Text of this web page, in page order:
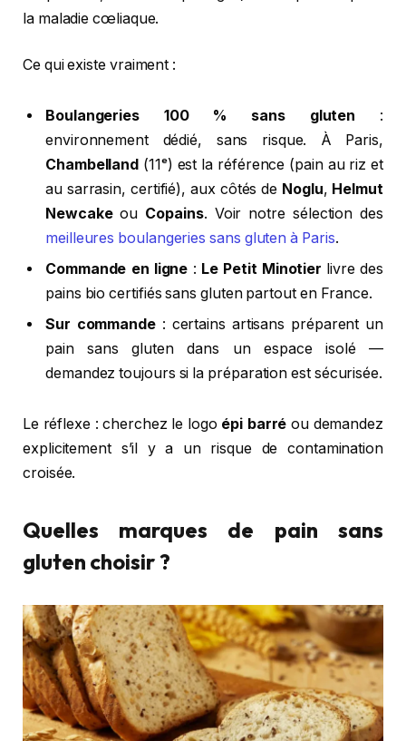
la maladie cœliaque.
Ce qui existe vraiment :
Boulangeries 100 % sans gluten :
environnement dédié, sans risque. À Paris,
Chambelland (11ᵉ) est la référence (pain au riz et
au sarrasin, certifié), aux côtés de Noglu, Helmut
Newcakeou Copains. Voir notre sélection des
meilleures boulangeries sans gluten à Paris.
Commande en ligne : Le Petit Minotier livre des
pains bio certifiés sans gluten partout en France.
Sur commande: certains artisans préparent un
pain sans gluten dans un espace isolé —
demandez toujours si la préparation est sécurisée.
Le réflexe : cherchez le logo épi barré ou demandez
explicitement s’il y a un risque de contamination
croisée.
Quelles marques de pain sans
gluten choisir ?